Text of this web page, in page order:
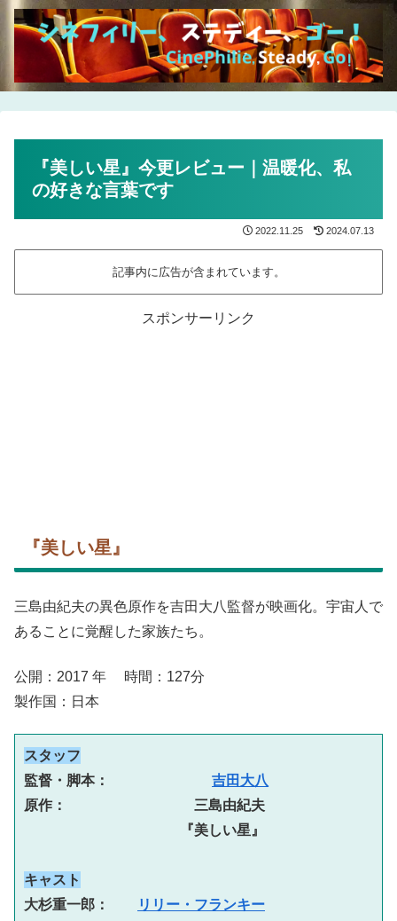
『美しい星』今更レビュー｜温暖化、私
の好きな言葉です
2022.11.25 2024.07.13
記事内に広告が含まれています。
スポンサーリンク
『美しい星』
三島由紀夫の異色原作を吉田大八監督が映画化。宇宙人で
あることに覚醒した家族たち。
公開：2017 年 時間：127分
製作国：日本
スタッフ
監督・脚本： 吉田大八
原作：　　　　　　　　　三島由紀夫
『美しい星』
キャスト
大杉重一郎：
リリー・フランキー